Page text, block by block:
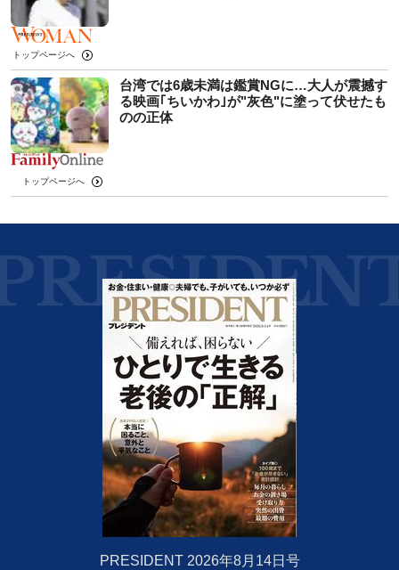
トップページへ
台湾では6歳未満は鑑賞NGに…大人が震撼す
る映画｢ちいかわ｣が"灰色"に塗って伏せたも
のの正体
トップページへ
PRESIDENT 2026年8月14日号